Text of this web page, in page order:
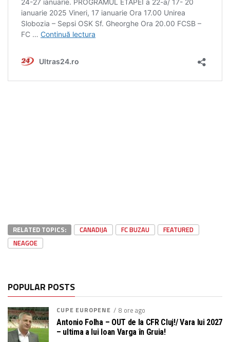
RELATED TOPICS: CANADIJA FC BUZAU
FEATURED
NEAGOE
POPULAR POSTS
CUPE EUROPENE 8 ore ago
Antonio Folha – OUT de la CFR Cluj!/ Vara lui 2027
– ultima a lui Ioan Varga în Gruia!